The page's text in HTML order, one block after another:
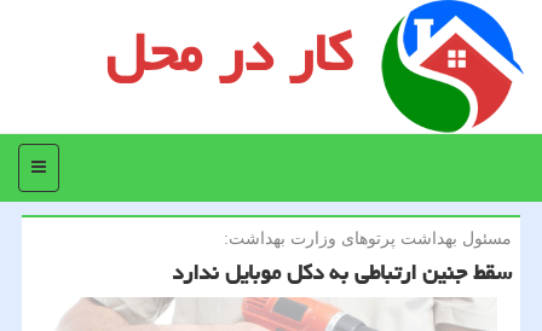
کار در محل
منو
مسئول بهداشت پرتوهای وزارت بهداشت:
سقط جنین ارتباطی به دكل موبایل ندارد